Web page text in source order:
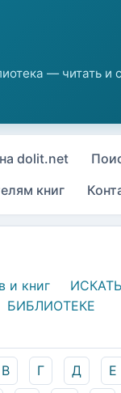
dolit.net
книг
и книг
БИБЛИОТЕКЕ
В Г Д Е